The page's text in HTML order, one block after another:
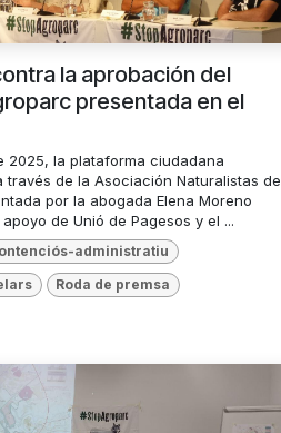
la aprobación del
presentada en el
2025, la plataforma ciudadana
través de la Asociación Naturalistas de
por la abogada Elena Moreno
de Unió de Pagesos y el ...
administratiu
Roda de premsa